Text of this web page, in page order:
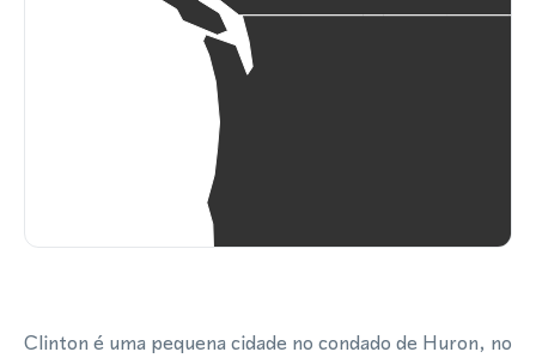
Clinton é uma pequena cidade no condado de Huron, no